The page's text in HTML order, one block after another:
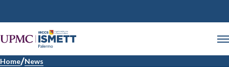
Home News